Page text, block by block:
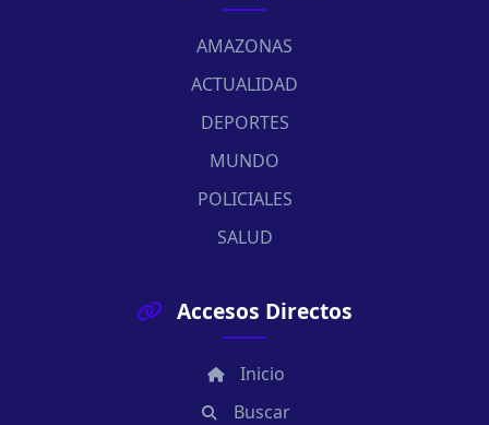
AMAZONAS
ACTUALIDAD
DEPORTES
MUNDO
POLICIALES
SALUD
Accesos Directos
Inicio
Buscar